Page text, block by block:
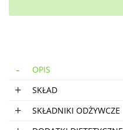
OPIS
SKŁAD
SKŁADNIKI ODŻYWCZE